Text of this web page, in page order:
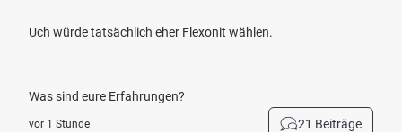
Uch würde tatsächlich eher Flexonit wählen.
Was sind eure Erfahrungen?
vor 1 Stunde 21 Beiträge